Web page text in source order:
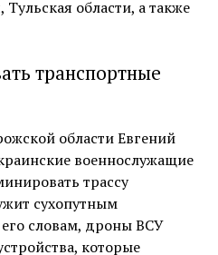
области, а также
транспортные
области Евгений
военнослужащие
трассу
сухопутным
словам, дроны ВСУ
которые